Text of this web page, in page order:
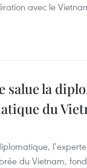
avec le
salue la
du
du Vietnam,